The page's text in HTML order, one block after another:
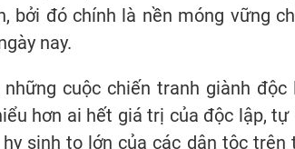
bởi đó chính là nền móng vững
nay.
cuộc chiến tranh giành độc
hơn ai hết giá trị của độc lập, tự
sinh to lớn của các dân tộc trên